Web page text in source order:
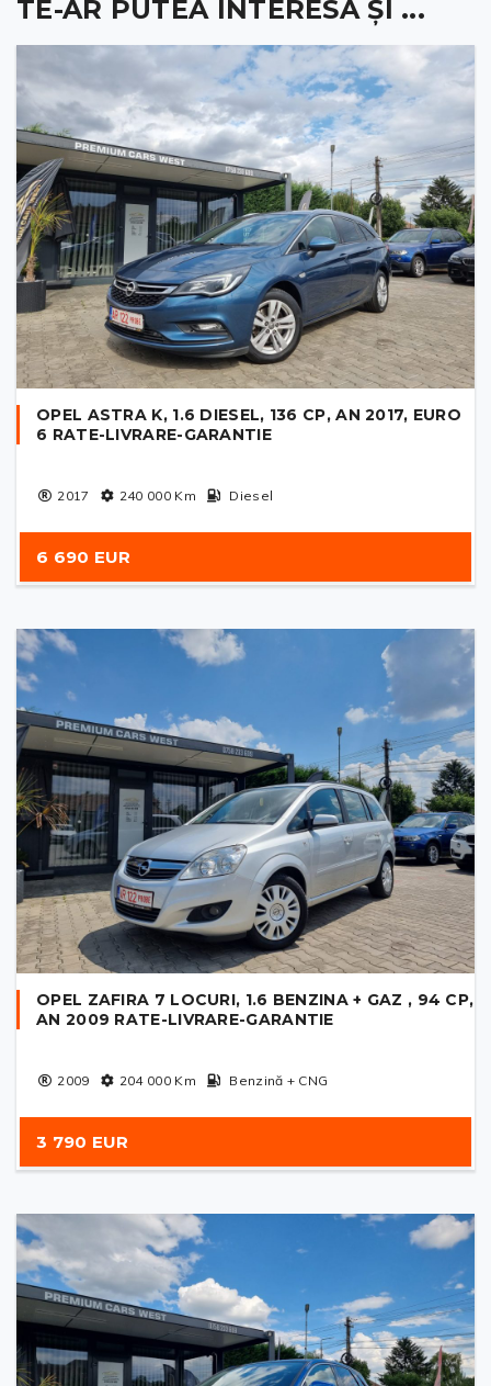
TE-AR PUTEA INTERESA ȘI ...
OPEL ASTRA K, 1.6 DIESEL, 136 CP, AN 2017, EURO
6 RATE-LIVRARE-GARANTIE
2017 240 000Km Diesel
6 690 EUR
OPEL ZAFIRA 7 LOCURI, 1.6 BENZINA + GAZ , 94 CP,
AN 2009 RATE-LIVRARE-GARANTIE
2009 204 000Km Benzină + CNG
3 790 EUR